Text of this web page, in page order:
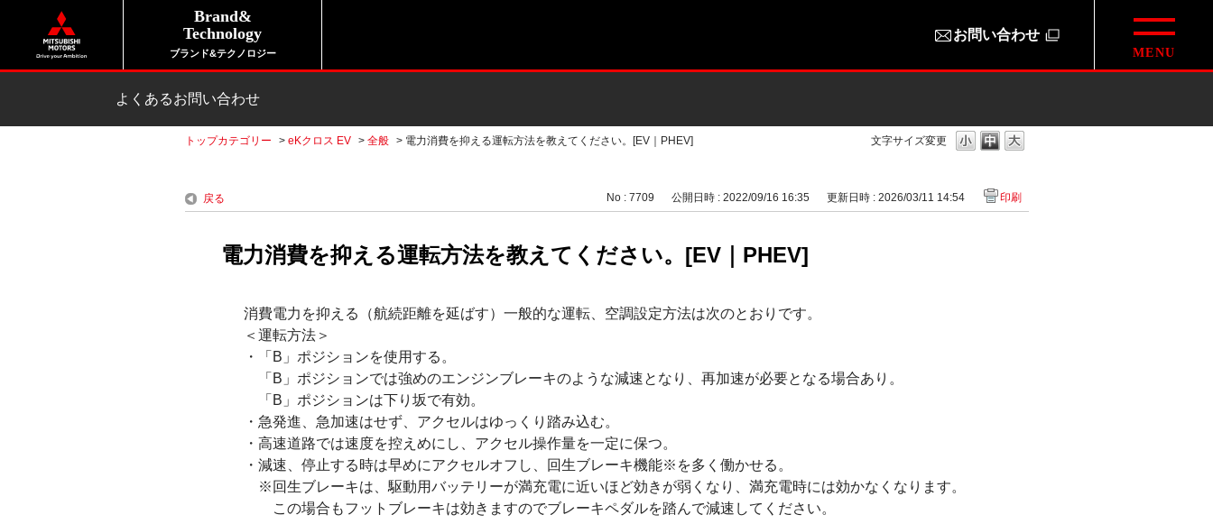
Brand&
Technology
ブランド&テクノロジー
お問い合わせ
よくあるお問い合わせ
文字サイズ変更
トップカテゴリー > eKクロス EV > 全般 > 電力消費を抑える運転方法を教えてください。[EV｜PHEV]
戻る No : 7709 公開日時 : 2022/09/16 16:35 更新日時 : 2026/03/11 14:54 印刷
電力消費を抑える運転方法を教えてください。[EV｜PHEV]
消費電力を抑える（航続距離を延ばす）一般的な運転、空調設定方法は次のとおりです。
＜運転方法＞
・「B」ポジションを使用する。
「B」ポジションでは強めのエンジンブレーキのような減速となり、再加速が必要となる場合あり。
「B」ポジションは下り坂で有効。
・急発進、急加速はせず、アクセルはゆっくり踏み込む。
・高速道路では速度を控えめにし、アクセル操作量を一定に保つ。
・減速、停止する時は早めにアクセルオフし、回生ブレーキ機能※を多く働かせる。
※回生ブレーキは、駆動用バッテリーが満充電に近いほど効きが弱くなり、満充電時には効かなくなります。
この場合もフットブレーキは効きますのでブレーキペダルを踏んで減速してください。